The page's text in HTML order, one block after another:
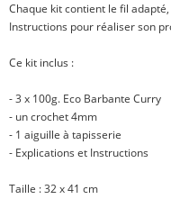
Chaque kit contient le fil
Instructions pour réaliser son
Ce kit inclus :
- 3 x 100g. Eco Barbante Curry
- un crochet 4mm
- 1 aiguille à tapisserie
- Explications et Instructions
Taille : 32 x 41 cm